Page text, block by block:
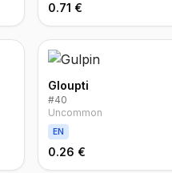
0.71 €
Gloupti
#40
Uncommon
EN
0.26 €